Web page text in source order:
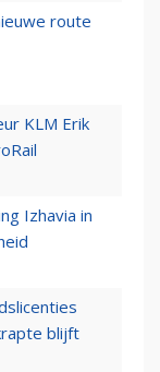
route
KLM Erik
Izhavia in
blijft